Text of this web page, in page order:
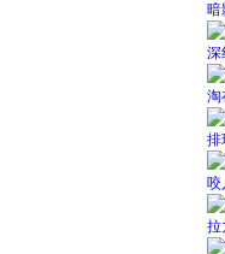
暗
深
淘
排
咬
拉